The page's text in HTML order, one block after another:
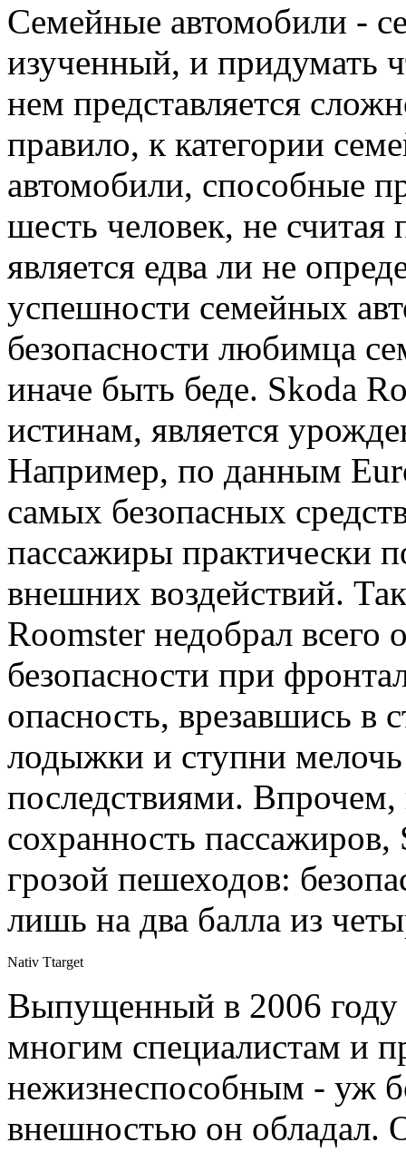
Семейные автомобили -
изученный, и придумать
нем представляется
правило, к категории
автомобили, способные
шесть человек, не
является едва ли не
успешности семейных
безопасности любимца
иначе быть беде. Skoda
истинам, является
Например, по данным
самых безопасных
пассажиры практически
внешних воздействий.
Roomster недобрал
безопасности при
опасность, врезавшись в
лодыжки и ступни
последствиями.
сохранность
грозой пешеходов:
лишь на два балла из
Nativ Ttarget
Выпущенный в 2006 году
многим специалистам и
нежизнеспособным - уж
внешностью он обладал.